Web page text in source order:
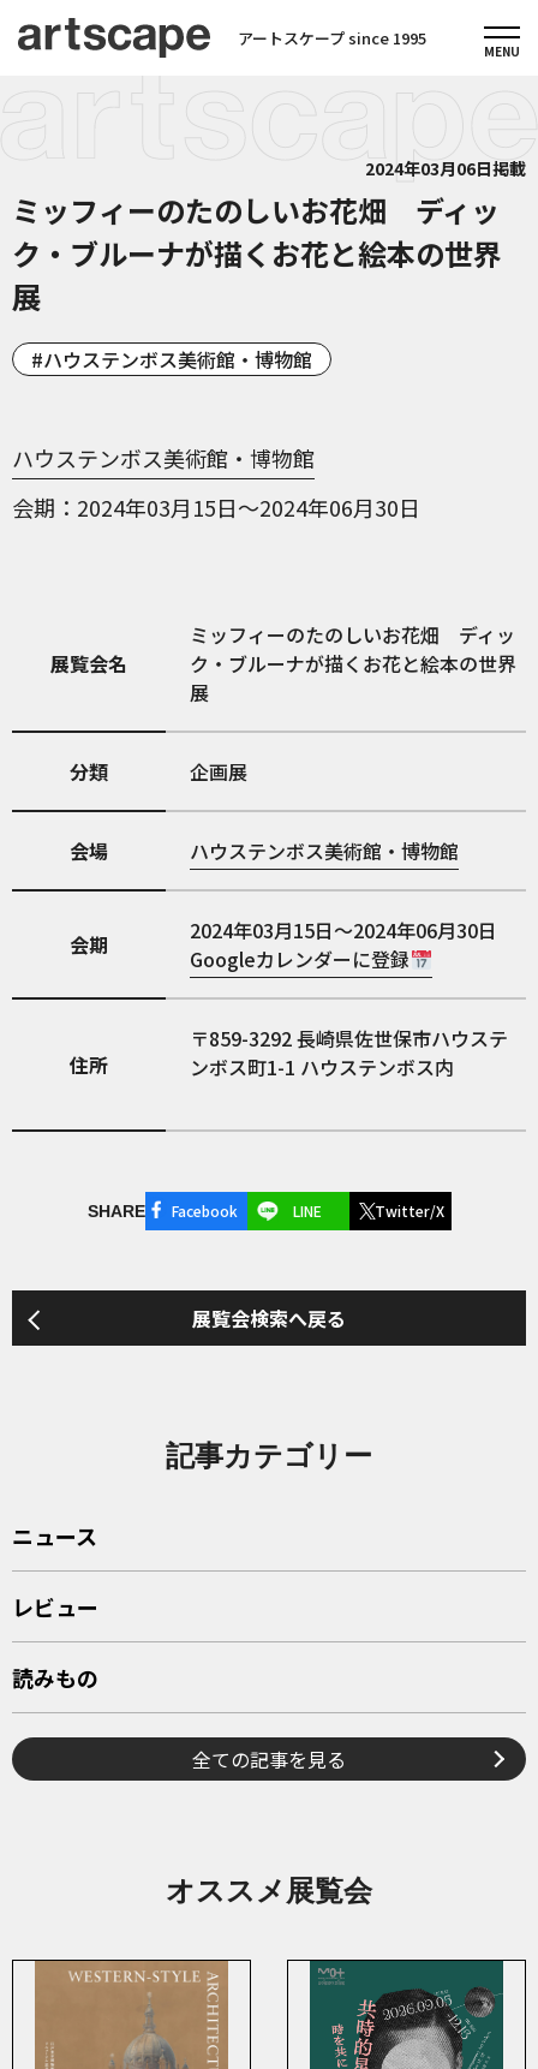
アートスケープ since 1995
2024年03月06日掲載
ミッフィーのたのしいお花畑 ディッ
ク・ブルーナが描くお花と絵本の世界
展
ハウステンボス美術館・博物館
ハウステンボス美術館・博物館
会期
2024年03月15日～2024年06月30日
展覧会名
ミッフィーのたのしいお花畑 ディッ
ク・ブルーナが描くお花と絵本の世界
展
分類 企画展
会場 ハウステンボス美術館・博物館
会期
2024年03月15日～2024年06月30日
Googleカレンダーに登録
住所
859-3292長崎県佐世保市ハウステ
ンボス町1-1 ハウステンボス内
SHARE Facebook LINE Twitter/X
展覧会検索へ戻る
記事カテゴリー
ニュース
レビュー
読みもの
全ての記事を見る
オススメ展覧会